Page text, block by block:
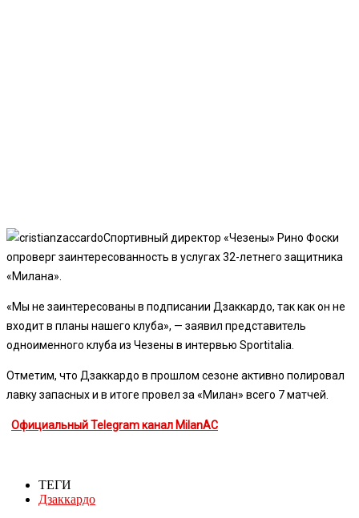
Спортивный директор «Чезены» Рино Фоски
опроверг заинтересованность в услугах 32-летнего защитника
«Милана».
«Мы не заинтересованы в подписании Дзаккардо, так как он не
входит в планы нашего клуба», — заявил представитель
одноименного клуба из Чезены в интервью Sportitalia.
Отметим, что Дзаккардо в прошлом сезоне активно полировал
лавку запасных и в итоге провел за «Милан» всего 7 матчей.
Официальный Telegram канал MilanAC
ТЕГИ
Дзаккардо